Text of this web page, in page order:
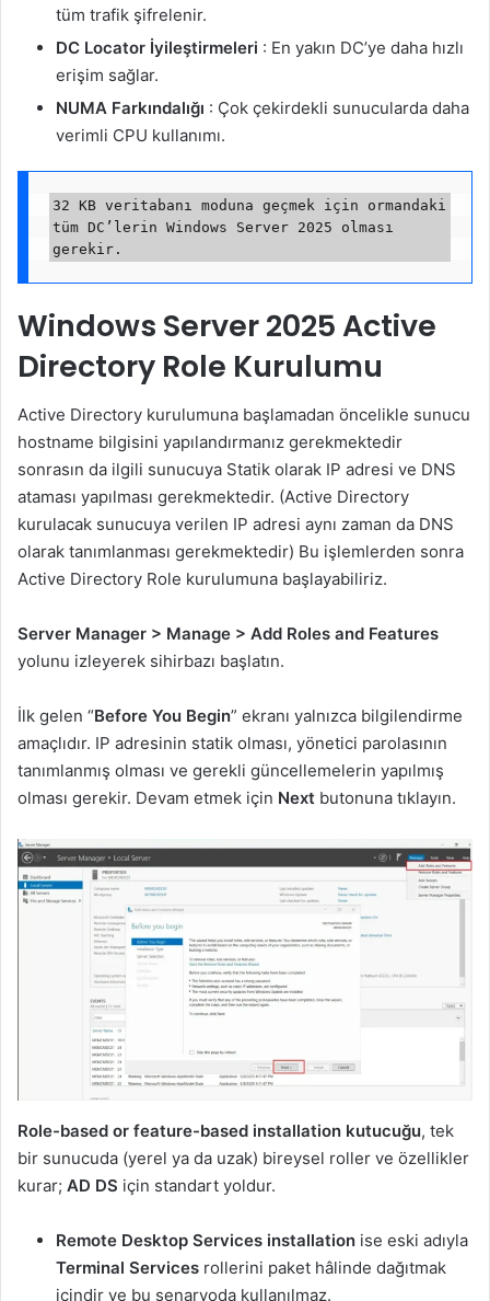
tüm trafik şifrelenir.
DC Locator İyileştirmeleri : En yakın DC’ye daha hızlı
erişim sağlar.
NUMA Farkındalığı : Çok çekirdekli sunucularda daha
verimli CPU kullanımı.
32 KB veritabanı moduna geçmek için ormandaki
tüm DC’lerin Windows Server 2025 olması
Windows Server 2025 Active
Directory Role Kurulumu
Active Directory kurulumuna başlamadan öncelikle sunucu
hostname bilgisini yapılandırmanız gerekmektedir
sonrasın da ilgili sunucuya Statik olarak IP adresi ve DNS
ataması yapılması gerekmektedir. (Active Directory
kurulacak sunucuya verilen IP adresi aynı zaman da DNS
olarak tanımlanması gerekmektedir) Bu işlemlerden sonra
Active Directory Role kurulumuna başlayabiliriz.
Server Manager > Manage > Add Roles and Features
yolunu izleyerek sihirbazı başlatın.
İlk gelen “Before You Begin” ekranı yalnızca bilgilendirme
amaçlıdır. IP adresinin statik olması, yönetici parolasının
tanımlanmış olması ve gerekli güncellemelerin yapılmış
olması gerekir. Devam etmek için Next butonuna tıklayın.
Role-based or feature-based installation kutucuğu, tek
bir sunucuda (yerel ya da uzak) bireysel roller ve özellikler
kurar; AD DS için standart yoldur.
Remote Desktop Services installation ise eski adıyla
Terminal Services rollerini paket hâlinde dağıtmak
içindir ve bu senaryoda kullanılmaz.